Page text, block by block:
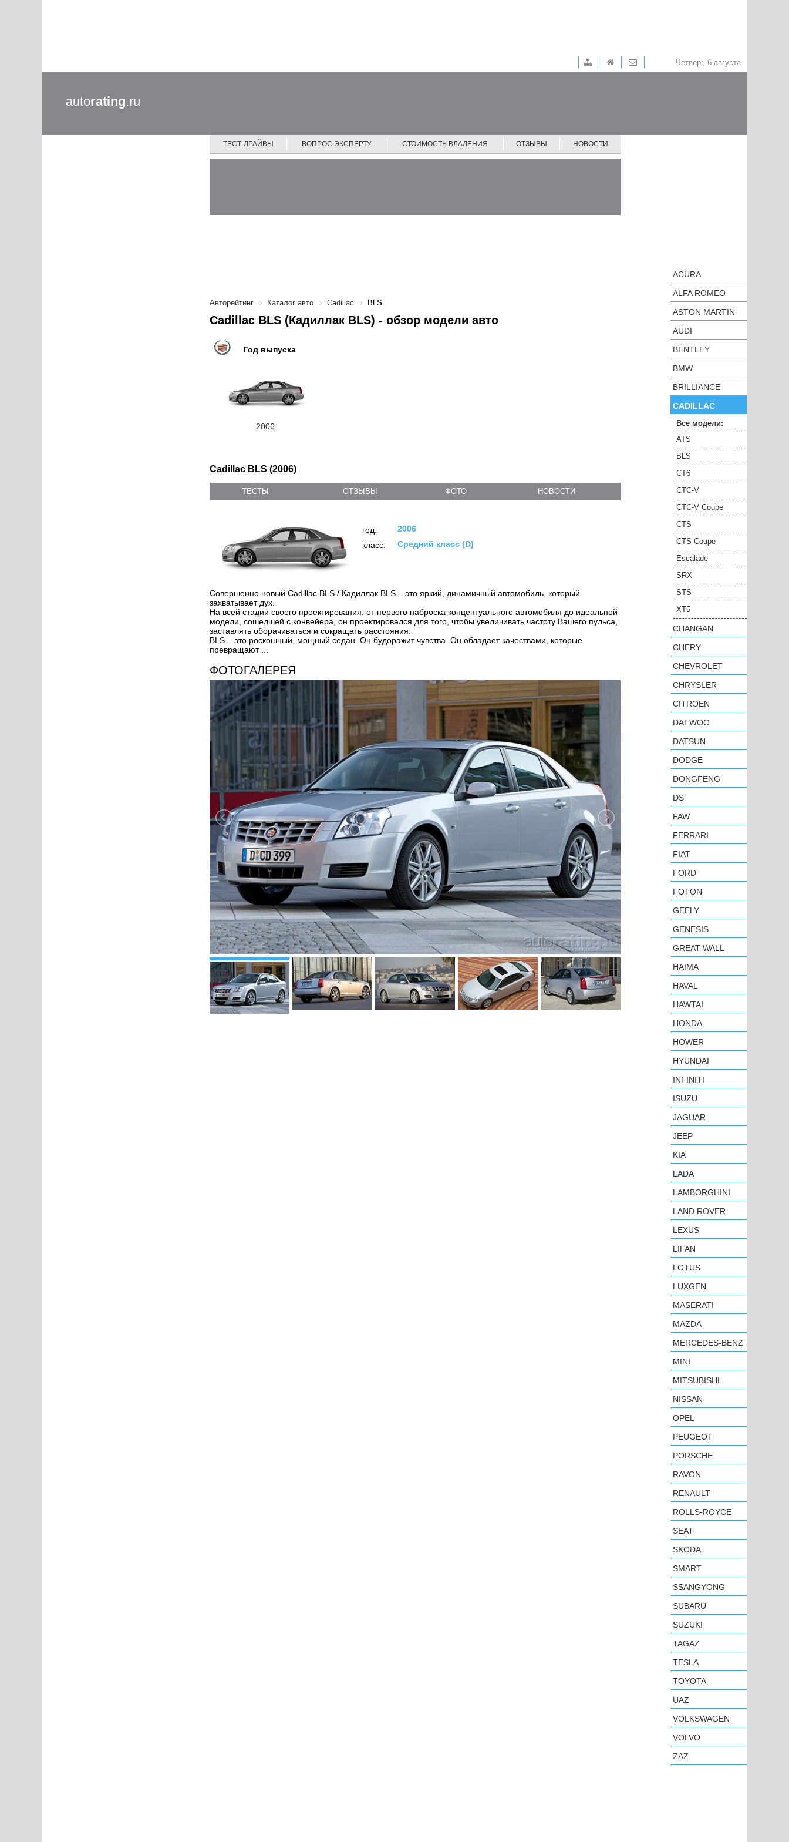
Четверг, 6 августа
autorating.ru
ТЕСТ-ДРАЙВЫ ВОПРОС ЭКСПЕРТУ СТОИМОСТЬ ВЛАДЕНИЯ ОТЗЫВЫ НОВОСТИ
Авторейтинг Каталог авто Cadillac BLS
Cadillac BLS (Кадиллак BLS) - обзор модели авто
Год выпуска
2006
Cadillac BLS (2006)
ТЕСТЫ ОТЗЫВЫ ФОТО НОВОСТИ
год:
2006
класс:
Средний класс (D)
Совершенно новый Cadillac BLS / Кадиллак BLS – это яркий, динамичный автомобиль, который
захватывает дух.
На всей стадии своего проектирования: от первого наброска концептуального автомобиля до идеальной
модели, сошедшей с конвейера, он проектировался для того, чтобы увеличивать частоту Вашего пульса,
заставлять оборачиваться и сокращать расстояния.
BLS – это роскошный, мощный седан. Он будоражит чувства. Он обладает качествами, которые
превращают ...
ФОТОГАЛЕРЕЯ
ACURA
ALFA ROMEO
ASTON MARTIN
AUDI
BENTLEY
BMW
BRILLIANCE
CADILLAC
Все модели:
ATS
BLS
CT6
CTC-V
CTC-V Coupe
CTS
CTS Coupe
Escalade
SRX
STS
XT5
CHANGAN
CHERY
CHEVROLET
CHRYSLER
CITROEN
DAEWOO
DATSUN
DODGE
DONGFENG
DS
FAW
FERRARI
FIAT
FORD
FOTON
GEELY
GENESIS
GREAT WALL
HAIMA
HAVAL
HAWTAI
HONDA
HOWER
HYUNDAI
INFINITI
ISUZU
JAGUAR
JEEP
KIA
LADA
LAMBORGHINI
LAND ROVER
LEXUS
LIFAN
LOTUS
LUXGEN
MASERATI
MAZDA
MERCEDES-BENZ
MINI
MITSUBISHI
NISSAN
OPEL
PEUGEOT
PORSCHE
RAVON
RENAULT
ROLLS-ROYCE
SEAT
SKODA
SMART
SSANGYONG
SUBARU
SUZUKI
TAGAZ
TESLA
TOYOTA
UAZ
VOLKSWAGEN
VOLVO
ZAZ